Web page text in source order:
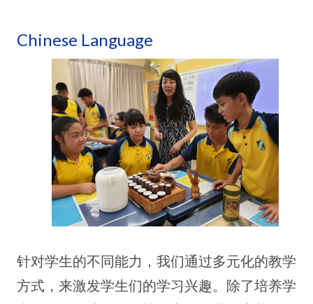
Chinese Language
针对学生的不同能力，我们通过多元化的教学
方式，来激发学生们的学习兴趣。除了培养学